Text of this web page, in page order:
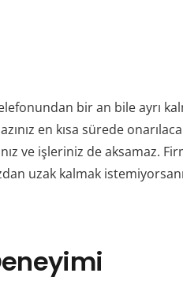
bir an bile ayrı
en kısa sürede
ve işleriniz de aksamaz.
uzak kalmak